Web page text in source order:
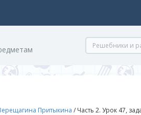
Притыкина / Часть 2. Урок 47,